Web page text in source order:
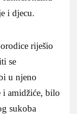
i djecu.
riješio
se
u njeno
i amidžiće, bilo
sukoba